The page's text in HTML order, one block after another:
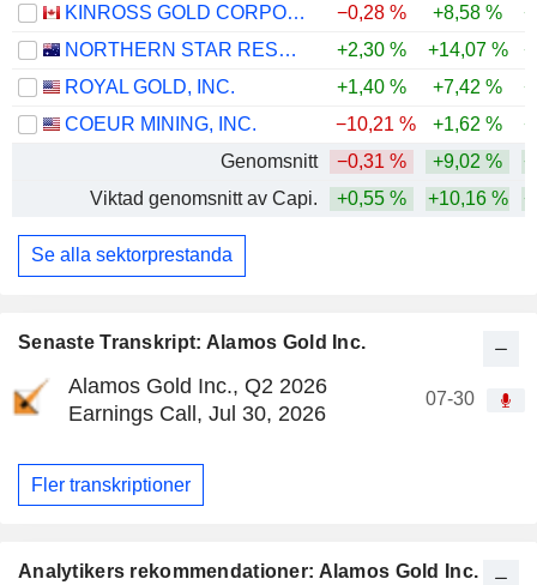
Senaste Transkript: Alamos Gold Inc.
Alamos Gold Inc., Q2 2026
Earnings Call, Jul 30, 2026
07-30
Fler transkriptioner
Analytikers rekommendationer: Alamos Gold Inc.
KINROSS GOLD CORPORATION
−0,28 % +8,58 %
NORTHERN STAR RESOURCES LIMITED
+2,30 % +14,07 %
ROYAL GOLD, INC.
+1,40 % +7,42 %
COEUR MINING, INC.
−10,21 % +1,62 %
Genomsnitt
−0,31 % +9,02 %
Viktad genomsnitt av Capi.
+0,55 % +10,16 %
Se alla sektorprestanda